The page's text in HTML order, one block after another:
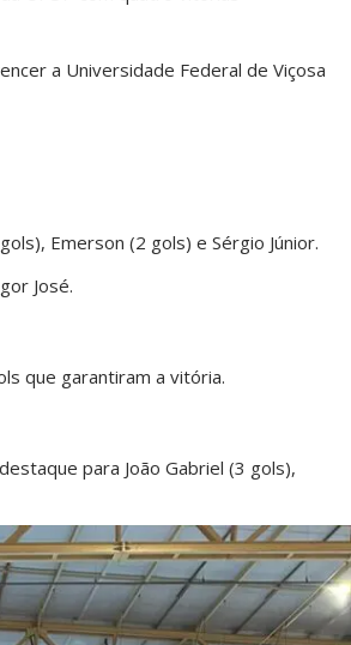
a Universidade Federal de Viçosa
Emerson (2 gols) e Sérgio Júnior.
José.
que garantiram a vitória.
para João Gabriel (3 gols),